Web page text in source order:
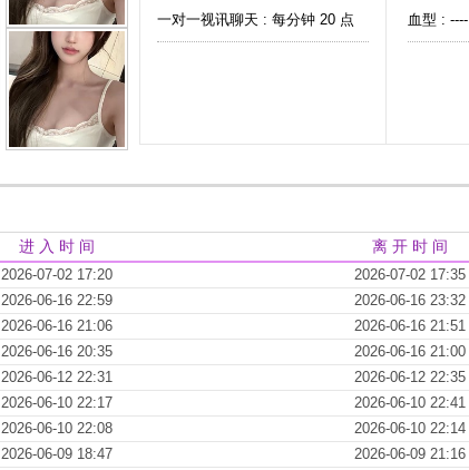
一对一视讯聊天 : 每分钟 20 点 血型 : ----
进 入 时 间 离 开 时 间
2026-07-02 17:20 2026-07-02 17:35
2026-06-16 22:59 2026-06-16 23:32
2026-06-16 21:06 2026-06-16 21:51
2026-06-16 20:35 2026-06-16 21:00
2026-06-12 22:31 2026-06-12 22:35
2026-06-10 22:17 2026-06-10 22:41
2026-06-10 22:08 2026-06-10 22:14
2026-06-09 18:47 2026-06-09 21:16